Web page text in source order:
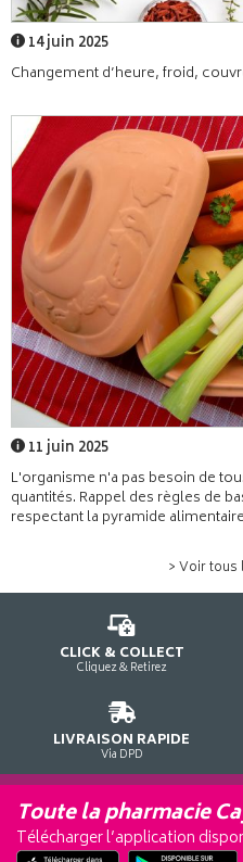
14 juin 2025
Changement d’heure, froid,
11 juin 2025
L'organisme n'a pas besoin de
quantités. Rappel des règles de
respectant la pyramide
> Voir
CLICK & COLLECT
Cliquez & Retirez
LIVRAISON RAPIDE
Via DPD
Toute la pharmacie
Télécharger l’application